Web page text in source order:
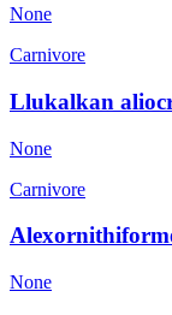
None
Carnivore
Llukalkan
None
Carnivore
None